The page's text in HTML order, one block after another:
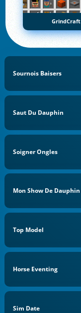
GrindCraft
Sournois Baisers
Saut Du Dauphin
Soigner Ongles
Mon Show De Dauphin
Top Model
Horse Eventing
Sim Date